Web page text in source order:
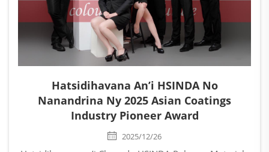
Hatsidihavana An’i HSINDA No
Nanandrina Ny 2025 Asian Coatings
Industry Pioneer Award
2025/12/26